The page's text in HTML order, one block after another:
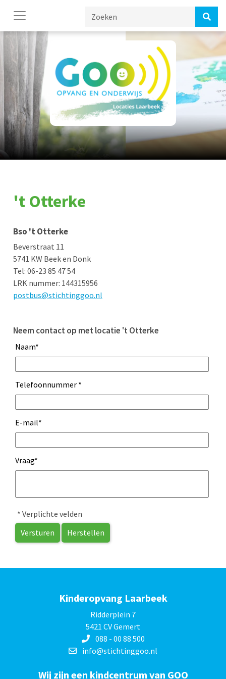
't Otterke
Bso 't Otterke
Beverstraat 11
5741 KW Beek en Donk
Tel: 06-23 85 47 54
LRK nummer: 144315956
postbus@stichtinggoo.nl
Neem contact op met locatie 't Otterke
Naam*
Telefoonnummer *
E-mail*
Vraag*
* Verplichte velden
Versturen
Herstellen
Kinderopvang Laarbeek
Ridderplein 7
5421 CV Gemert
088 - 00 88 500
info@stichtinggoo.nl
Wij zijn een kindcentrum van GOO